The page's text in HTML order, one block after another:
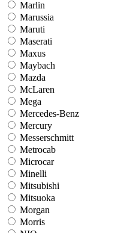
Marlin
Marussia
Maruti
Maserati
Maxus
Maybach
Mazda
McLaren
Mega
Mercedes-Benz
Mercury
Messerschmitt
Metrocab
Microcar
Minelli
Mitsubishi
Mitsuoka
Morgan
Morris